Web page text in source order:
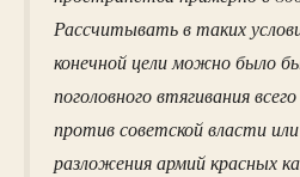
Рассчитывать в таких
конечной цели можно было
поголовного втягивания
против советской власти
разложения армий красных